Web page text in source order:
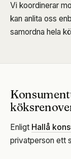
Vi koordinerar
kan anlita oss
samordna hela
Enligt Hallå
privatperson ett